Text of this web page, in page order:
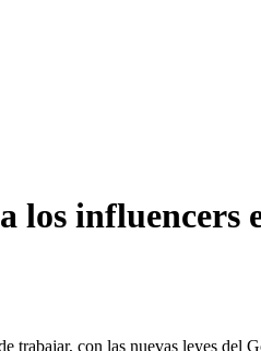
los influencers
trabajar, con las nuevas leyes del